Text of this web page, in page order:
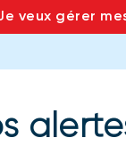
veux gérer